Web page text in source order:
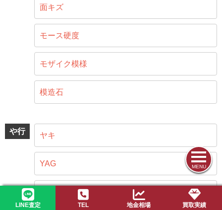
MENU
LINE査定 TEL 地金相場 買取実績
面キズ
モース硬度
モザイク模様
模造石
や行 ヤキ
YAG
遊色効果（プレイオブカラー）